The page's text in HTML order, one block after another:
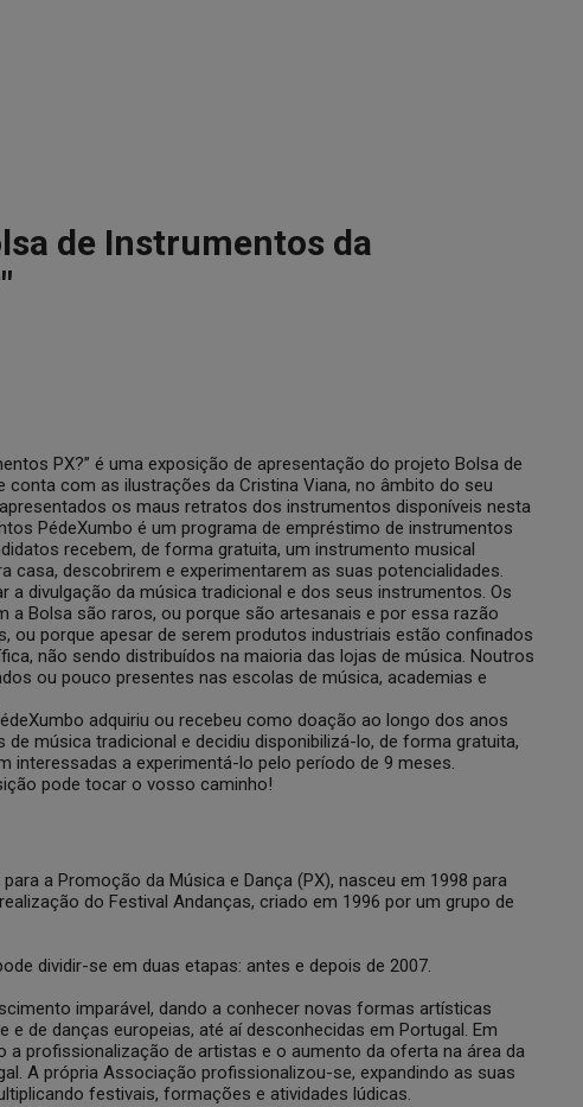
de Instrumentos da
PX?” é uma exposição de apresentação do projeto Bolsa de
conta com as ilustrações da Cristina Viana, no âmbito do seu
os maus retratos dos instrumentos disponíveis nesta
PédeXumbo é um programa de empréstimo de instrumentos
recebem, de forma gratuita, um instrumento musical
casa, descobrirem e experimentarem as suas potencialidades.
a divulgação da música tradicional e dos seus instrumentos. Os
a Bolsa são raros, ou porque são artesanais e por essa razão
ou porque apesar de serem produtos industriais estão confinados
não sendo distribuídos na maioria das lojas de música. Noutros
ou pouco presentes nas escolas de música, academias e
adquiriu ou recebeu como doação ao longo dos anos
música tradicional e decidiu disponibilizá-lo, de forma gratuita,
interessadas a experimentá-lo pelo período de 9 meses.
pode tocar o vosso caminho!
a Promoção da Música e Dança (PX), nasceu em 1998 para
do Festival Andanças, criado em 1996 por um grupo de
dividir-se em duas etapas: antes e depois de 2007.
imparável, dando a conhecer novas formas artísticas
e de danças europeias, até aí desconhecidas em Portugal. Em
a profissionalização de artistas e o aumento da oferta na área da
A própria Associação profissionalizou-se, expandindo as suas
festivais, formações e atividades lúdicas.